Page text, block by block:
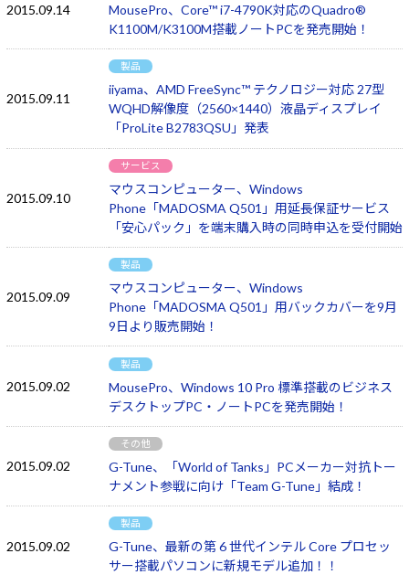
2015.09.14
MousePro、Core™ i7-4790K対応のQuadro®
K1100M/K3100M搭載ノートPCを発売開始！
2015.09.11
製品
iiyama、AMD FreeSync™ テクノロジー対応 27型
WQHD解像度（2560×1440）液晶ディスプレイ
「ProLite B2783QSU」発表
2015.09.10
サービス
マウスコンピューター、Windows
Phone「MADOSMA Q501」用延長保証サービス
「安心パック」を端末購入時の同時申込を受付開始
2015.09.09
製品
マウスコンピューター、Windows
Phone「MADOSMA Q501」用バックカバーを9月
9日より販売開始！
2015.09.02
製品
MousePro、Windows 10 Pro 標準搭載のビジネス
デスクトップPC・ノートPCを発売開始！
2015.09.02
その他
G-Tune、「World of Tanks」PCメーカー対抗トー
ナメント参戦に向け「Team G-Tune」結成！
2015.09.02
製品
G-Tune、最新の第 6 世代インテル Core プロセッ
サー搭載パソコンに新規モデル追加！！